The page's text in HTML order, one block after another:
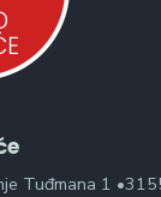
Tuđmana 1